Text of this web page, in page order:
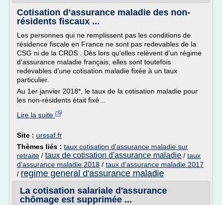
Cotisation d’assurance maladie des non-
résidents fiscaux ...
Les personnes qui ne remplissent pas les conditions de
résidence fiscale en France ne sont pas redevables de la
CSG ni de la CRDS . Dès lors qu'elles relèvent d'un régime
d'assurance maladie français, elles sont toutefois
redevables d'une cotisation maladie fixée à un taux
particulier.
Au 1er janvier 2018*, le taux de la cotisation maladie pour
les non-résidents était fixé...
Lire la suite
Site : urssaf.fr
Thèmes liés : taux cotisation d'assurance maladie sur
retraite / taux de cotisation d'assurance maladie / taux
d'assurance maladie 2018 / taux d'assurance maladie 2017
/ regime general d'assurance maladie
La cotisation salariale d'assurance
chômage est supprimée ...